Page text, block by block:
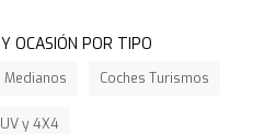
OCASIÓN POR TIPO
Medianos Coches Turismos
y 4X4